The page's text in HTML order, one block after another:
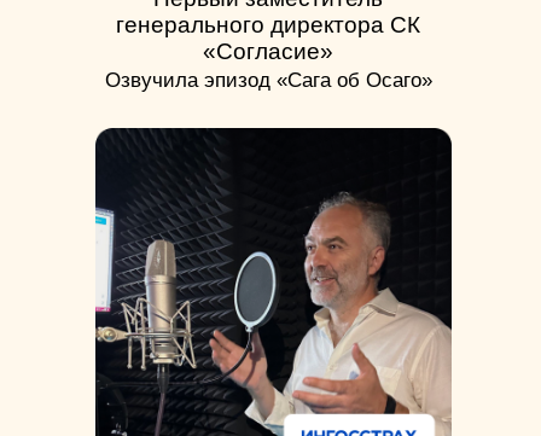
Озвучила эпизод «Сага об Осаго»
генерального директора СК
«Согласие»